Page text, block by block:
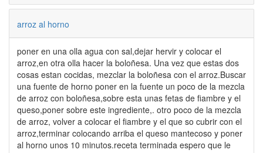
arroz al horno
poner en una olla agua con sal,dejar hervir y colocar el
arroz,en otra olla hacer la boloñesa. Una vez que estas dos
cosas estan cocidas, mezclar la boloñesa con el arroz.Buscar
una fuente de horno poner en la fuente un poco de la mezcla
de arroz con boloñesa,sobre esta unas fetas de fiambre y el
queso,poner sobre este ingrediente,. otro poco de la mezcla
de arroz, volver a colocar el fiambre y el que so cubrir con el
arroz,terminar colocando arriba el queso mantecoso y poner
al horno unos 10 minutos.receta terminada espero que le